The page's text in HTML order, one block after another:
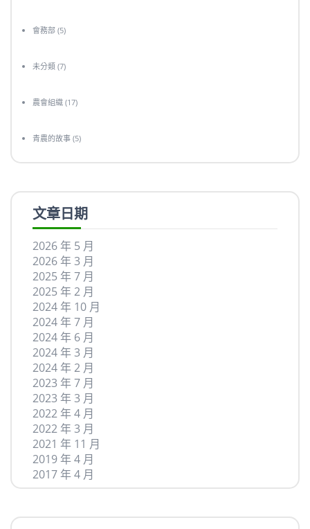
會務部 (5)
未分類 (7)
農會組織 (17)
青農的故事 (5)
文章日期
2026 年 5 月
2026 年 3 月
2025 年 7 月
2025 年 2 月
2024 年 10 月
2024 年 7 月
2024 年 6 月
2024 年 3 月
2024 年 2 月
2023 年 7 月
2023 年 3 月
2022 年 4 月
2022 年 3 月
2021 年 11 月
2019 年 4 月
2017 年 4 月